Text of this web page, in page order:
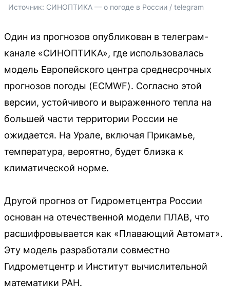
Источник: СИНОПТИКА — о погоде в России / telegram
Один из прогнозов опубликован в телеграм-
канале «СИНОПТИКА», где использовалась
модель Европейского центра среднесрочных
прогнозов погоды (ECMWF). Согласно этой
версии, устойчивого и выраженного тепла на
большей части территории России не
ожидается. На Урале, включая Прикамье,
температура, вероятно, будет близка к
климатической норме.
Другой прогноз от Гидрометцентра России
основан на отечественной модели ПЛАВ, что
расшифровывается как «Плавающий Автомат».
Эту модель разработали совместно
Гидрометцентр и Институт вычислительной
математики РАН.